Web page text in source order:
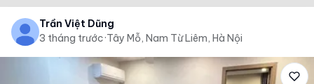
Trần Việt Dũng
3 tháng trước·Tây Mỗ, Nam Từ Liêm, Hà Nội